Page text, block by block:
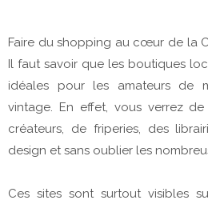
Faire du shopping au cœur de la
Il faut savoir que les boutiques
idéales pour les amateurs de
vintage. En effet, vous verrez
créateurs, de friperies, des
design et sans oublier les
Ces sites sont surtout visibles